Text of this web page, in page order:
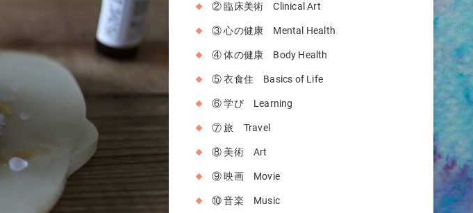
② 臨床美術 Clinical Art
③ 心の健康 Mental Health
④ 体の健康 Body Health
⑤ 衣食住 Basics of Life
⑥ 学び Learning
⑦ 旅 Travel
⑧ 美術 Art
⑨ 映画 Movie
⑩ 音楽 Music